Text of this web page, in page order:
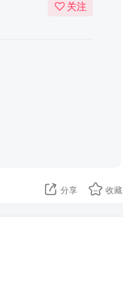
关注
分享 收藏